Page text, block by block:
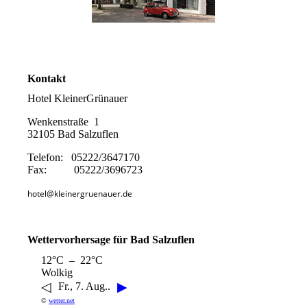
Kontakt
Hotel KleinerGrünauer
Wenkenstraße 1
32105 Bad Salzuflen
Telefon: 05222/3647170
Fax: 05222/3696723
hotel@kleinergruenauer.de
Wettervorhersage für Bad Salzuflen
12°C – 22°C
Wolkig
◁ Fr., 7. Aug.. ▶
© wetter.net